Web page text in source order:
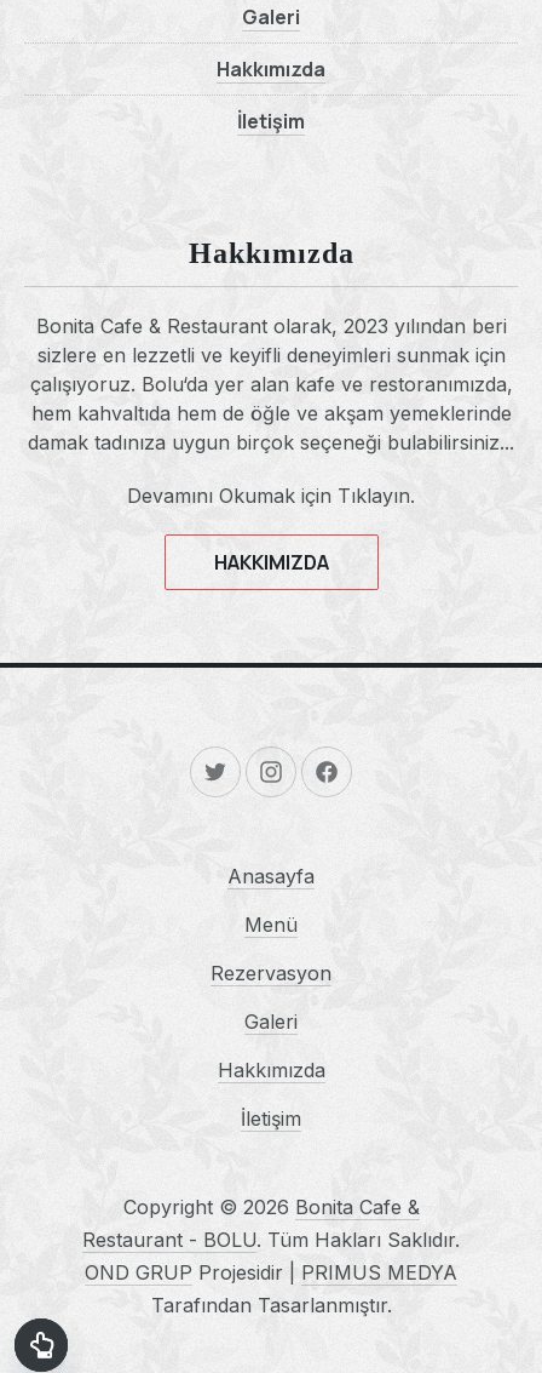
Galeri
Hakkımızda
İletişim
Hakkımızda
Bonita Cafe & Restaurant olarak, 2023 yılından beri
sizlere en lezzetli ve keyifli deneyimleri sunmak için
çalışıyoruz. Bolu‘da yer alan kafe ve restoranımızda,
hem kahvaltıda hem de öğle ve akşam yemeklerinde
damak tadınıza uygun birçok seçeneği bulabilirsiniz...
Devamını Okumak için Tıklayın.
HAKKIMIZDA
New Window
New WindowNew Window
Anasayfa
Menü
Rezervasyon
Galeri
Hakkımızda
İletişim
Copyright © 2026 Bonita Cafe &
Restaurant - BOLU. Tüm Hakları Saklıdır.
OND GRUP Projesidir | PRIMUS MEDYA
Tarafından Tasarlanmıştır.